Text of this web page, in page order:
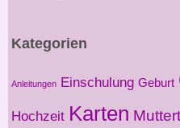
Kategorien
Anleitungen Einschulung Geburt
Hochzeit Karten